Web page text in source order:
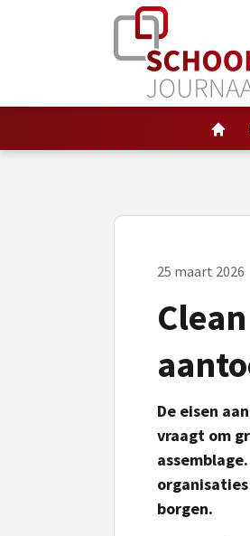
25 maart 2026
De eisen
vraagt om
borgen.